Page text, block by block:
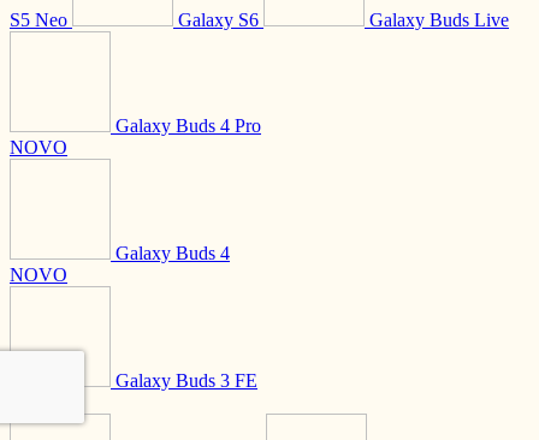
S5 Neo Galaxy S6 Galaxy Buds Live
Galaxy Buds 4 Pro
NOVO
Galaxy Buds 4
NOVO
Galaxy Buds 3 FE